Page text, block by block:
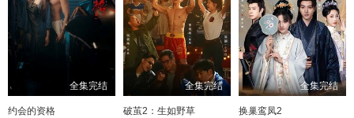
65 66 67 68
69 70 71 72
74 75 76
77 78 79 80
全集完结
约会的资格
全集完结
破茧2：生如野草
全集完结
换巢鸾凤2